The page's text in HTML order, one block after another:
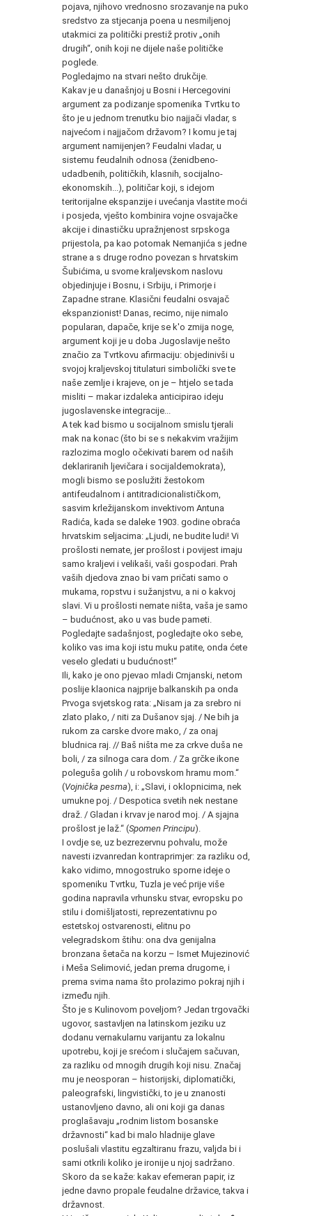
pojava, njihovo vrednosno srozavanje na puko
sredstvo za stjecanja poena u nesmiljenoj
utakmici za politički prestiž protiv „onih
drugih“, onih koji ne dijele naše političke
poglede.
Pogledajmo na stvari nešto drukčije.
Kakav je u današnjoj u Bosni i Hercegovini
argument za podizanje spomenika Tvrtku to
što je u jednom trenutku bio najjači vladar, s
najvećom i najjačom državom? I komu je taj
argument namijenjen? Feudalni vladar, u
sistemu feudalnih odnosa (ženidbeno-
udadbenih, političkih, klasnih, socijalno-
ekonomskih...), političar koji, s idejom
teritorijalne ekspanzije i uvećanja vlastite moći
i posjeda, vješto kombinira vojne osvajačke
akcije i dinastičku upražnjenost srpskoga
prijestola, pa kao potomak Nemanjića s jedne
strane a s druge rodno povezan s hrvatskim
Šubićima, u svome kraljevskom naslovu
objedinjuje i Bosnu, i Srbiju, i Primorje i
Zapadne strane. Klasični feudalni osvajač
ekspanzionist! Danas, recimo, nije nimalo
popularan, dapače, krije se k'o zmija noge,
argument koji je u doba Jugoslavije nešto
značio za Tvrtkovu afirmaciju: objedinivši u
svojoj kraljevskoj titulaturi simbolički sve te
naše zemlje i krajeve, on je – htjelo se tada
misliti – makar izdaleka anticipirao ideju
jugoslavenske integracije...
A tek kad bismo u socijalnom smislu tjerali
mak na konac (što bi se s nekakvim vražijim
razlozima moglo očekivati barem od naših
deklariranih ljevičara i socijaldemokrata),
mogli bismo se poslužiti žestokom
antifeudalnom i antitradicionalističkom,
sasvim krležijanskom invektivom Antuna
Radića, kada se daleke 1903. godine obraća
hrvatskim seljacima: „Ljudi, ne budite ludi! Vi
prošlosti nemate, jer prošlost i povijest imaju
samo kraljevi i velikaši, vaši gospodari. Prah
vaših djedova znao bi vam pričati samo o
mukama, ropstvu i sužanjstvu, a ni o kakvoj
slavi. Vi u prošlosti nemate ništa, vaša je samo
– budućnost, ako u vas bude pameti.
Pogledajte sadašnjost, pogledajte oko sebe,
koliko vas ima koji istu muku patite, onda ćete
veselo gledati u budućnost!“
Ili, kako je ono pjevao mladi Crnjanski, netom
poslije klaonica najprije balkanskih pa onda
Prvoga svjetskog rata: „Nisam ja za srebro ni
zlato plako, / niti za Dušanov sjaj. / Ne bih ja
rukom za carske dvore mako, / za onaj
bludnica raj. // Baš ništa me za crkve duša ne
boli, / za silnoga cara dom. / Za grčke ikone
poleguša golih / u robovskom hramu mom.“
(Vojnička pesma), i: „Slavi, i oklopnicima, nek
umukne poj. / Despotica svetih nek nestane
draž. / Gladan i krvav je narod moj. / A sjajna
prošlost je laž.“ (Spomen Principu).
I ovdje se, uz bezrezervnu pohvalu, može
navesti izvanredan kontraprimjer: za razliku od,
kako vidimo, mnogostruko sporne ideje o
spomeniku Tvrtku, Tuzla je već prije više
godina napravila vrhunsku stvar, evropsku po
stilu i domišljatosti, reprezentativnu po
estetskoj ostvarenosti, elitnu po
velegradskom štihu: ona dva genijalna
bronzana šetača na korzu – Ismet Mujezinović
i Meša Selimović, jedan prema drugome, i
prema svima nama što prolazimo pokraj njih i
između njih.
Što je s Kulinovom poveljom? Jedan trgovački
ugovor, sastavljen na latinskom jeziku uz
dodanu vernakularnu varijantu za lokalnu
upotrebu, koji je srećom i slučajem sačuvan,
za razliku od mnogih drugih koji nisu. Značaj
mu je neosporan – historijski, diplomatički,
paleografski, lingvistički, to je u znanosti
ustanovljeno davno, ali oni koji ga danas
proglašavaju „rodnim listom bosanske
državnosti“ kad bi malo hladnije glave
poslušali vlastitu egzaltiranu frazu, valjda bi i
sami otkrili koliko je ironije u njoj sadržano.
Skoro da se kaže: kakav efemeran papir, iz
jedne davno propale feudalne državice, takva i
državnost.